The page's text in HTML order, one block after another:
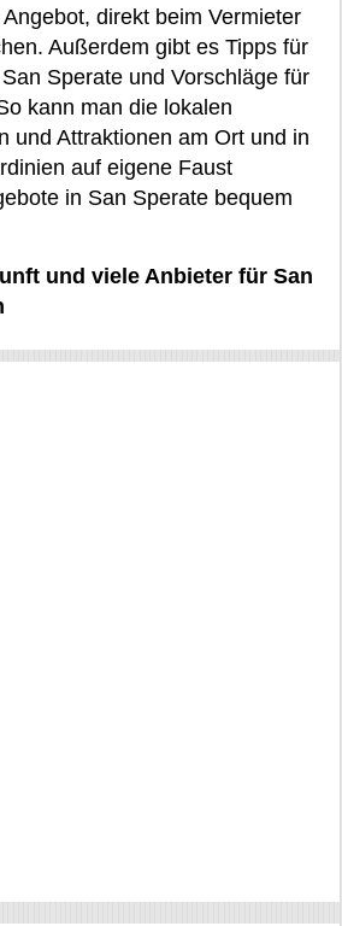
direkt beim Vermieter
Außerdem gibt es Tipps für
Sperate und Vorschläge für
kann man die lokalen
und Attraktionen am Ort und in
auf eigene Faust
in San Sperate bequem
und viele Anbieter für San